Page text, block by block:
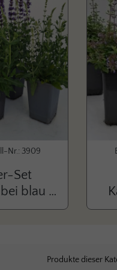
Nr.: 3909
Set
blau &
Produkte dieser